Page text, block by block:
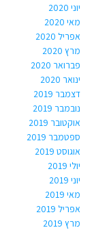
יוני 2020
מאי 2020
אפריל 2020
מרץ 2020
פברואר 2020
ינואר 2020
דצמבר 2019
נובמבר 2019
אוקטובר 2019
ספטמבר 2019
אוגוסט 2019
יולי 2019
יוני 2019
מאי 2019
אפריל 2019
מרץ 2019